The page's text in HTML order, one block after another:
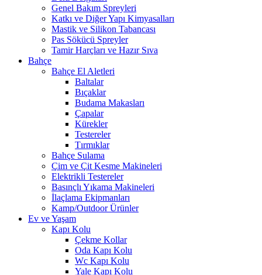
Genel Bakım Spreyleri
Katkı ve Diğer Yapı Kimyasalları
Mastik ve Silikon Tabancası
Pas Sökücü Spreyler
Tamir Harçları ve Hazır Sıva
Bahçe
Bahçe El Aletleri
Baltalar
Bıçaklar
Budama Makasları
Çapalar
Kürekler
Testereler
Tırmıklar
Bahçe Sulama
Çim ve Çit Kesme Makineleri
Elektrikli Testereler
Basınçlı Yıkama Makineleri
İlaçlama Ekipmanları
Kamp/Outdoor Ürünler
Ev ve Yaşam
Kapı Kolu
Çekme Kollar
Oda Kapı Kolu
Wc Kapı Kolu
Yale Kapı Kolu